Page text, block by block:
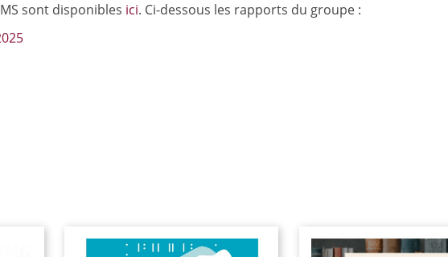
sont disponibles ici. Ci-dessous les rapports du groupe :